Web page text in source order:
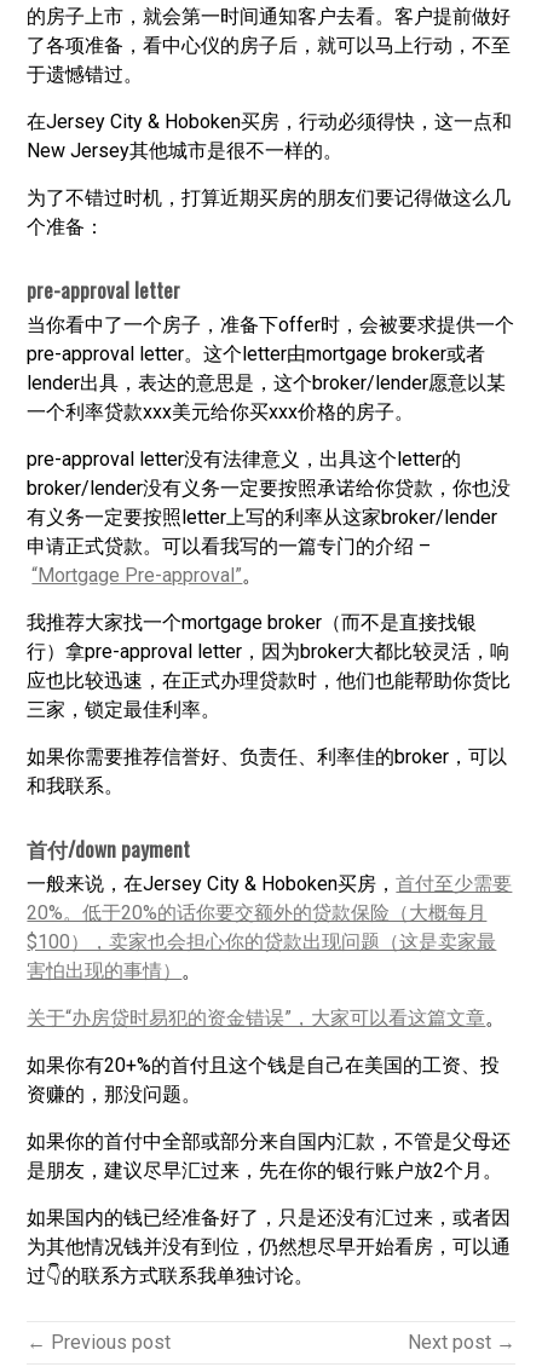
的房子上市，就会第一时间通知客户去看。客户提前做好
了各项准备，看中心仪的房子后，就可以马上行动，不至
于遗憾错过。
在Jersey City & Hoboken买房，行动必须得快，这一点和
New Jersey其他城市是很不一样的。
为了不错过时机，打算近期买房的朋友们要记得做这么几
个准备：
pre-approval letter
当你看中了一个房子，准备下offer时，会被要求提供一个
pre-approval letter。这个letter由mortgage broker或者
lender出具，表达的意思是，这个broker/lender愿意以某
一个利率贷款xxx美元给你买xxx价格的房子。
pre-approval letter没有法律意义，出具这个letter的
broker/lender没有义务一定要按照承诺给你贷款，你也没
有义务一定要按照letter上写的利率从这家broker/lender
申请正式贷款。可以看我写的一篇专门的介绍 –
“Mortgage Pre-approval”。
我推荐大家找一个mortgage broker（而不是直接找银
行）拿pre-approval letter，因为broker大都比较灵活，响
应也比较迅速，在正式办理贷款时，他们也能帮助你货比
三家，锁定最佳利率。
如果你需要推荐信誉好、负责任、利率佳的broker，可以
和我联系。
首付/down payment
一般来说，在Jersey City & Hoboken买房，首付至少需要
20%。低于20%的话你要交额外的贷款保险（大概每月
$100），卖家也会担心你的贷款出现问题（这是卖家最
害怕出现的事情） 。
关于“办房贷时易犯的资金错误”，大家可以看这篇文章。
如果你有20+%的首付且这个钱是自己在美国的工资、投
资赚的，那没问题。
如果你的首付中全部或部分来自国内汇款，不管是父母还
是朋友，建议尽早汇过来，先在你的银行账户放2个月。
如果国内的钱已经准备好了，只是还没有汇过来，或者因
为其他情况钱并没有到位，仍然想尽早开始看房，可以通
过👇的联系方式联系我单独讨论。
← Previous post Next post →